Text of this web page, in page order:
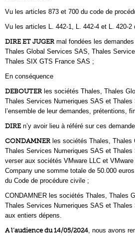
Vu les articles 873 et 700 du code de
Vu les articles L. 442-1, L. 442-4 et L. 420-2
DIRE ET JUGER mal fondées les
Thales Global Services SAS, Thales
Thales SIX GTS France SAS ;
En conséquence
DEBOUTER les sociétés Thales, Thales
Thales Services Numeriques SAS et
l’ensemble de leur demandes, prétentions,
DIRE n’y avoir lieu à référé sur ces
CONDAMNER les sociétés Thales,
Thales Services Numeriques SAS et
verser aux sociétés VMware LLC et
Company une somme totale de 50.000
du Code de procédure civile ;
CONDAMNER les sociétés Thales, Thales
Thales Services Numeriques SAS et
aux entiers dépens.
A l’audience du 14/05/2024, nous avons